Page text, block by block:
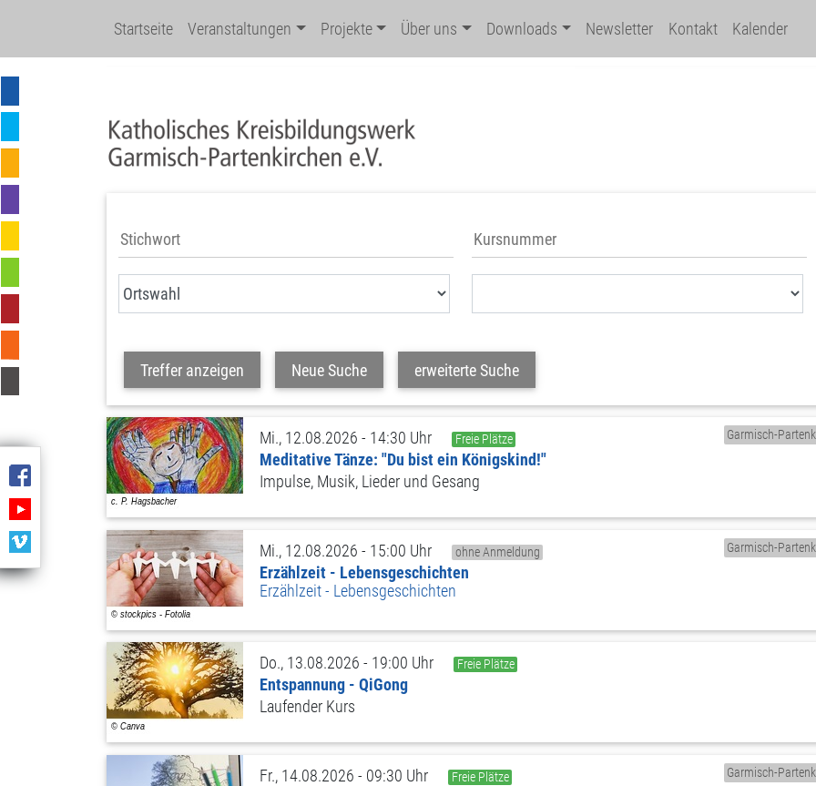
Startseite Veranstaltungen Projekte Über uns Downloads Newsletter Kontakt Kalender
Treffer anzeigen Neue Suche erweiterte Suche
Mi., 12.08.2026 - 14:30 Uhr Freie Plätze Garmisch-
Meditative Tänze: "Du bist ein Königskind!"
Impulse, Musik, Lieder und Gesang
Mi., 12.08.2026 - 15:00 Uhr ohne Anmeldung Garmisch-
Erzählzeit - Lebensgeschichten
Erzählzeit - Lebensgeschichten
Do., 13.08.2026 - 19:00 Uhr Freie Plätze
Entspannung - QiGong
Laufender Kurs
Fr., 14.08.2026 - 09:30 Uhr Freie Plätze Garmisch-